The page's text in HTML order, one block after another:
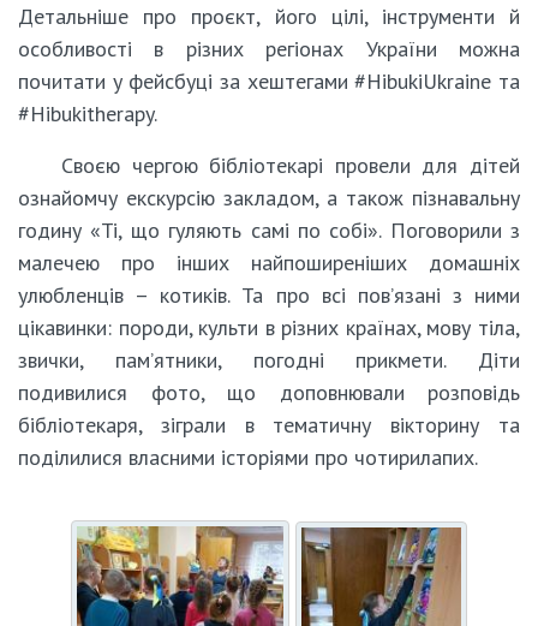
Детальніше про проєкт, його цілі, інструменти й
особливості в різних регіонах України можна
почитати у фейсбуці за хештегами #HibukiUkraine та
#Hibukitherapy.
Своєю чергою бібліотекарі провели для дітей
ознайомчу екскурсію закладом, а також пізнавальну
годину «Ті, що гуляють самі по собі». Поговорили з
малечею про інших найпоширеніших домашніх
улюбленців – котиків. Та про всі пов’язані з ними
цікавинки: породи, культи в різних країнах, мову тіла,
звички, пам’ятники, погодні прикмети. Діти
подивилися фото, що доповнювали розповідь
бібліотекаря, зіграли в тематичну вікторину та
поділилися власними історіями про чотирилапих.